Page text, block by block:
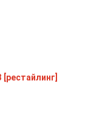
[рестайлинг]